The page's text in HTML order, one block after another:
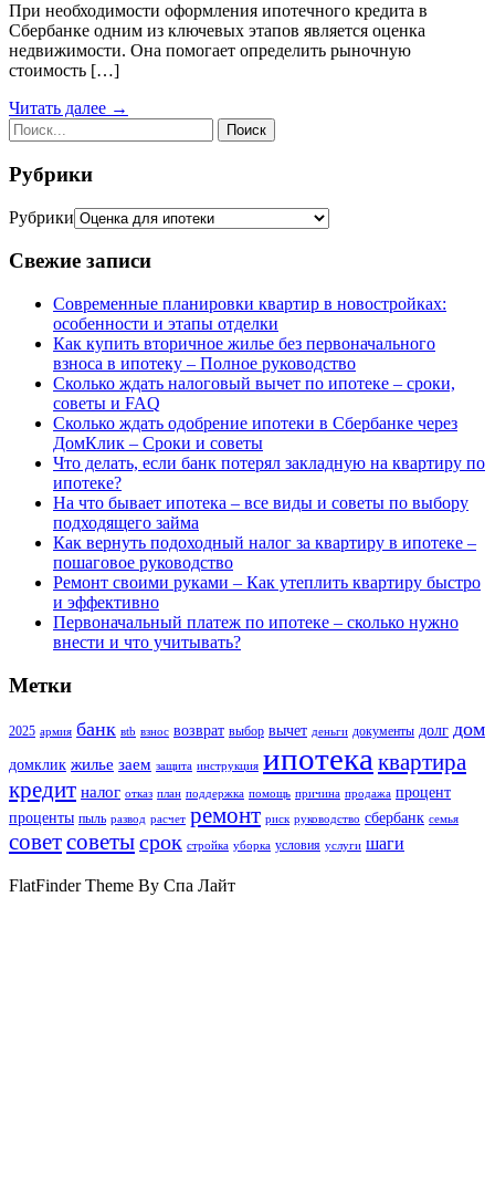
При необходимости оформления ипотечного кредита в
Сбербанке одним из ключевых этапов является оценка
недвижимости. Она помогает определить рыночную
стоимость […]
Читать далее →
Рубрики
Рубрики
Свежие записи
Современные планировки квартир в новостройках:
особенности и этапы отделки
Как купить вторичное жилье без первоначального
взноса в ипотеку – Полное руководство
Сколько ждать налоговый вычет по ипотеке – сроки,
советы и FAQ
Сколько ждать одобрение ипотеки в Сбербанке через
ДомКлик – Сроки и советы
Что делать, если банк потерял закладную на квартиру по
ипотеке?
На что бывает ипотека – все виды и советы по выбору
подходящего займа
Как вернуть подоходный налог за квартиру в ипотеке –
пошаговое руководство
Ремонт своими руками – Как утеплить квартиру быстро
и эффективно
Первоначальный платеж по ипотеке – сколько нужно
внести и что учитывать?
Метки
2025 армия банк вtb взнос возврат выбор вычет деньги документы долг дом
домклик жилье заем защита инструкция ипотекаквартира
кредит налог отказ план поддержка помощь причина продажа процент
проценты пыль развод расчет ремонт риск руководство сбербанк семья
советсоветысрок стройка уборка условия услуги шаги
FlatFinder Theme By Спа Лайт